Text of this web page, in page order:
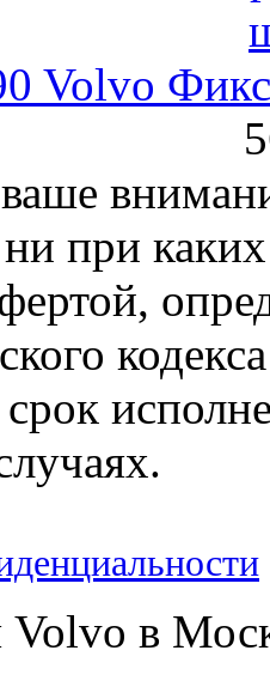
Volvo
при каких
Volvo в